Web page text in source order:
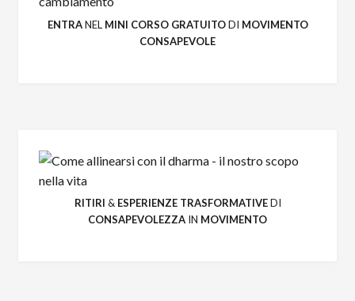
ENTRANELMINI CORSO GRATUITODI MOVIMENTO
CONSAPEVOLE
RITIRI & ESPERIENZE TRASFORMATIVEDI
CONSAPEVOLEZZA IN MOVIMENTO